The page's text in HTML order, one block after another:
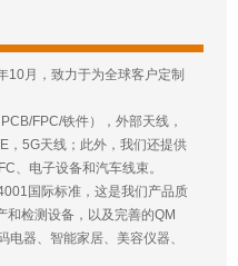
10月，致力于为全球客户定制
FPC/铁件），外部天线，
，5G天线；此外，我们还提供
、电子设备和汽车线束。
国际标准，这是我们产品质
和检测设备，以及完善的QM
器、智能家居、美容仪器、